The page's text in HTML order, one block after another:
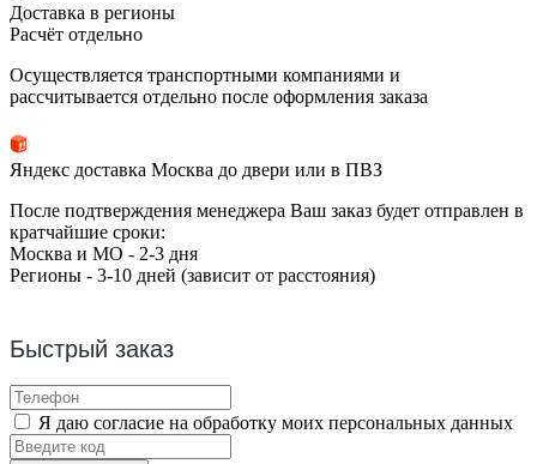
Доставка в регионы
Расчёт отдельно
Осуществляется транспортными компаниями и
рассчитывается отдельно после оформления заказа
Яндекс доставка Москва до двери или в ПВЗ
После подтверждения менеджера Ваш заказ будет отправлен в
кратчайшие сроки:
Москва и МО - 2-3 дня
Регионы - 3-10 дней (зависит от расстояния)
Быстрый заказ
Я даю согласие на обработку моих персональных данных